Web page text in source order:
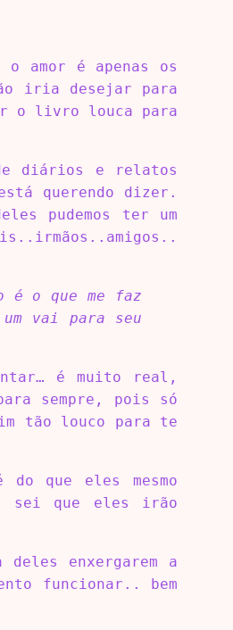
amor é apenas os
iria desejar para
o livro louca para
diários e relatos
querendo dizer.
pudemos ter um
o que me faz
vai para seu
é muito real,
sempre, pois só
tão louco para te
que eles mesmo
sei que eles irão
enxergarem a
funcionar.. bem